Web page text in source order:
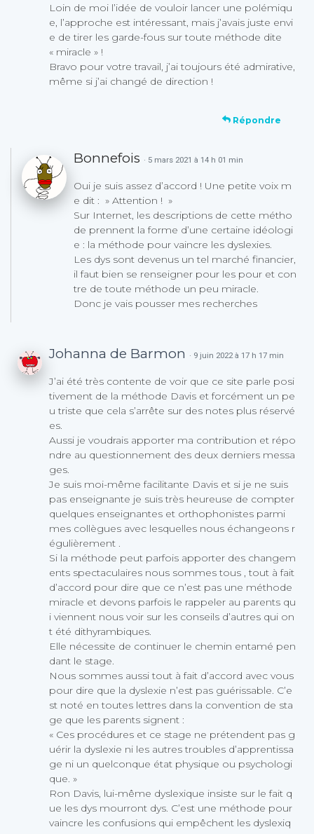
Loin de moi l’idée de vouloir lancer une polémiqu
e, l’approche est intéressant, mais j’avais juste envi
e de tirer les garde-fous sur toute méthode dite
« miracle » !
Bravo pour votre travail, j’ai toujours été admirative,
même si j’ai changé de direction !
Répondre
Bonnefois · 5 mars 2021 à 14 h 01 min
Oui je suis assez d’accord ! Une petite voix m
e dit : » Attention ! »
Sur Internet, les descriptions de cette métho
de prennent la forme d’une certaine idéologi
e : la méthode pour vaincre les dyslexies.
Les dys sont devenus un tel marché financier,
il faut bien se renseigner pour les pour et con
tre de toute méthode un peu miracle.
Donc je vais pousser mes recherches
Johanna de Barmon · 9 juin 2022 à 17 h 17 min
J’ai été très contente de voir que ce site parle posi
tivement de la méthode Davis et forcément un pe
u triste que cela s’arrête sur des notes plus réservé
es.
Aussi je voudrais apporter ma contribution et répo
ndre au questionnement des deux derniers messa
ges.
Je suis moi-même facilitante Davis et si je ne suis
pas enseignante je suis très heureuse de compter
quelques enseignantes et orthophonistes parmi
mes collègues avec lesquelles nous échangeons r
égulièrement .
Si la méthode peut parfois apporter des changem
ents spectaculaires nous sommes tous , tout à fait
d’accord pour dire que ce n’est pas une méthode
miracle et devons parfois le rappeler au parents qu
i viennent nous voir sur les conseils d’autres qui on
t été dithyrambiques.
Elle nécessite de continuer le chemin entamé pen
dant le stage.
Nous sommes aussi tout à fait d’accord avec vous
pour dire que la dyslexie n’est pas guérissable. C’e
st noté en toutes lettres dans la convention de sta
ge que les parents signent :
« Ces procédures et ce stage ne prétendent pas g
uérir la dyslexie ni les autres troubles d’apprentissa
ge ni un quelconque état physique ou psychologi
que. »
Ron Davis, lui-même dyslexique insiste sur le fait q
ue les dys mourront dys. C’est une méthode pour
vaincre les confusions qui empêchent les dyslexiq